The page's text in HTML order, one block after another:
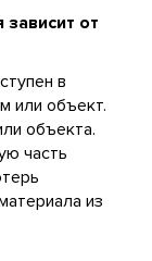
от
в
или объект.
объекта.
часть
из